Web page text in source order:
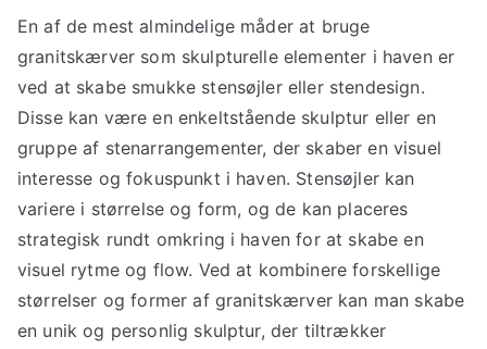
En af de mest almindelige måder at bruge
granitskærver som skulpturelle elementer i haven er
ved at skabe smukke stensøjler eller stendesign.
Disse kan være en enkeltstående skulptur eller en
gruppe af stenarrangementer, der skaber en visuel
interesse og fokuspunkt i haven. Stensøjler kan
variere i størrelse og form, og de kan placeres
strategisk rundt omkring i haven for at skabe en
visuel rytme og flow. Ved at kombinere forskellige
størrelser og former af granitskærver kan man skabe
en unik og personlig skulptur, der tiltrækker